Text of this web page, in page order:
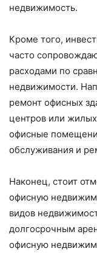
недвижимость.
Кроме того,
часто
расходами по
недвижимости.
ремонт офисных
центров или
офисные
обслуживания и
Наконец, стоит
офисную
видов
долгосрочным
офисную